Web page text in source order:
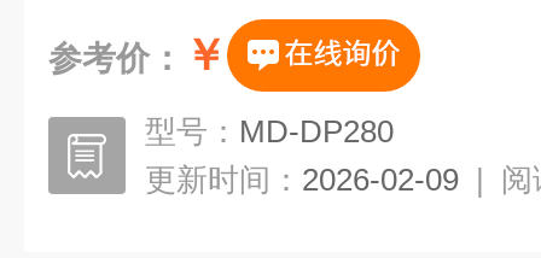
参考价： ￥
型号： MD-DP280
更新时间： 2026-02-09 | 阅